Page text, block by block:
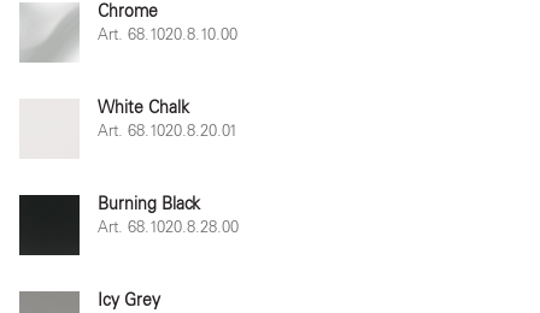
Chrome
Art. 68.1020.8.10.00
White Chalk
Art. 68.1020.8.20.01
Burning Black
Art. 68.1020.8.28.00
Icy Grey